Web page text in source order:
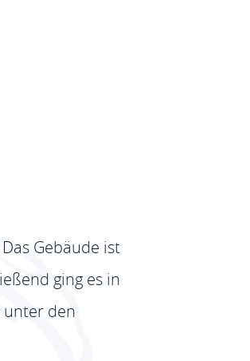
Gebäude ist
ging es in
unter den